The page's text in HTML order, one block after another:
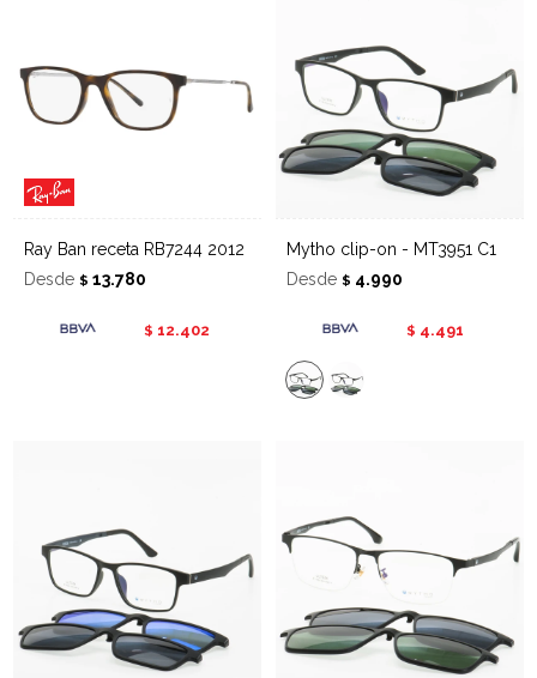
Ray Ban receta RB7244 2012
Desde $ 13.780
$ 12.402
Mytho clip-on - MT3951 C1
Desde $ 4.990
$ 4.491